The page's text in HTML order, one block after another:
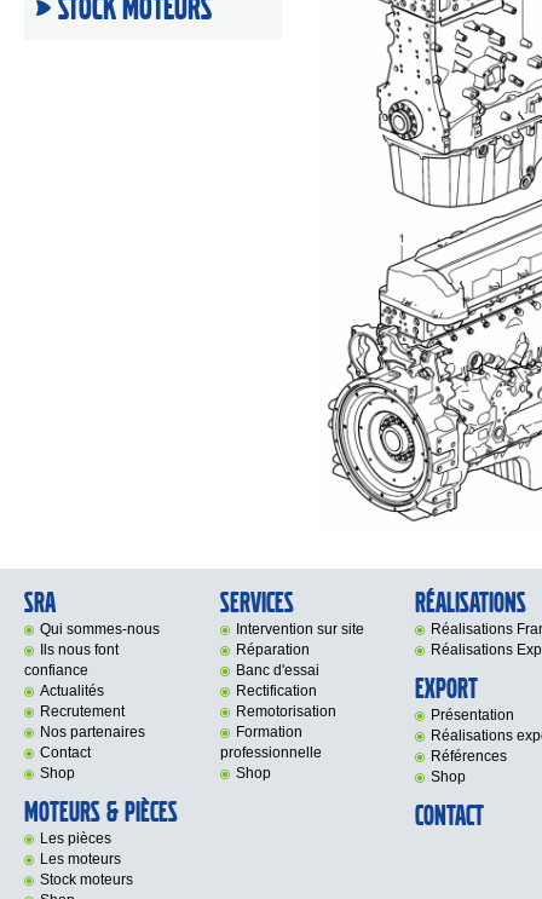
Stock moteurs
SRA
Qui sommes-nous
Ils nous font
confiance
Actualités
Recrutement
Nos partenaires
Contact
Shop
Moteurs & Pièces
Les pièces
Les moteurs
Stock moteurs
Services
Intervention sur site
Réparation
Banc d'essai
Rectification
Remotorisation
Formation
professionnelle
Shop
Réalisations
Réalisations
Réalisations
Export
Présentation
Réalisations
Références
Shop
Contact